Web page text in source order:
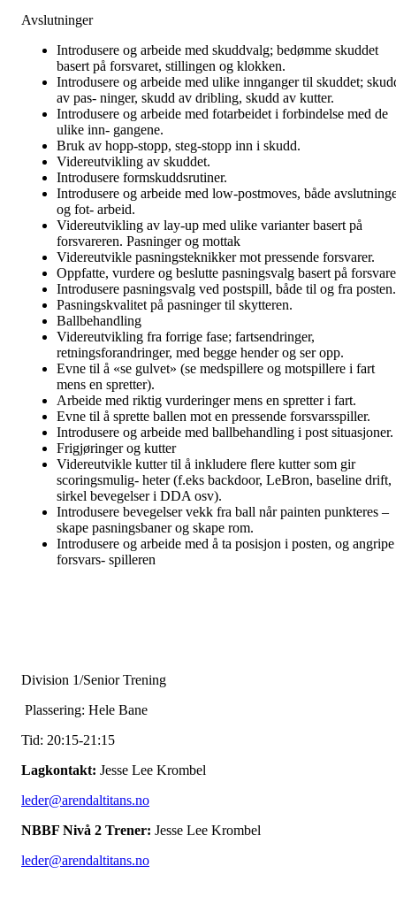
Avslutninger
Introdusere og arbeide med skuddvalg; bedømme skuddet
basert på forsvaret, stillingen og klokken.
Introdusere og arbeide med ulike innganger til skuddet;
av pas- ninger, skudd av dribling, skudd av kutter.
Introdusere og arbeide med fotarbeidet i forbindelse med de
ulike inn- gangene.
Bruk av hopp-stopp, steg-stopp inn i skudd.
Videreutvikling av skuddet.
Introdusere formskuddsrutiner.
Introdusere og arbeide med low-postmoves, både
og fot- arbeid.
Videreutvikling av lay-up med ulike varianter basert på
forsvareren. Pasninger og mottak
Videreutvikle pasningsteknikker mot pressende forsvarer.
Oppfatte, vurdere og beslutte pasningsvalg basert på
Introdusere pasningsvalg ved postspill, både til og fra posten.
Pasningskvalitet på pasninger til skytteren.
Ballbehandling
Videreutvikling fra forrige fase; fartsendringer,
retningsforandringer, med begge hender og ser opp.
Evne til å «se gulvet» (se medspillere og motspillere i fart
mens en spretter).
Arbeide med riktig vurderinger mens en spretter i fart.
Evne til å sprette ballen mot en pressende forsvarsspiller.
Introdusere og arbeide med ballbehandling i post situasjoner.
Frigjøringer og kutter
Videreutvikle kutter til å inkludere flere kutter som gir
scoringsmulig- heter (f.eks backdoor, LeBron, baseline drift,
sirkel bevegelser i DDA osv).
Introdusere bevegelser vekk fra ball når painten punkteres –
skape pasningsbaner og skape rom.
Introdusere og arbeide med å ta posisjon i posten, og angripe
forsvars- spilleren
Division 1/Senior Trening
Plassering: Hele Bane
Tid: 20:15-21:15
Lagkontakt: Jesse Lee Krombel
leder@arendaltitans.no
NBBF Nivå 2 Trener: Jesse Lee Krombel
leder@arendaltitans.no